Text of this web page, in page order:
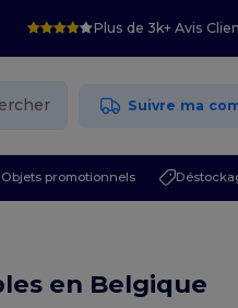
Plus de 3k+ Avis
Suivre ma
Objets promotionnels
en Belgique